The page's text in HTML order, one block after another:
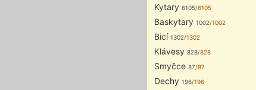
Kytary 6105/6105
Baskytary 1002/1002
Bicí 1302/1302
Klávesy 828/828
Smyčce 87/87
Dechy 196/196